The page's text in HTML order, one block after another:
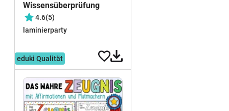
Wissensüberprüfung
4.6(5)
laminierparty
kostenlos
eduki Qualität